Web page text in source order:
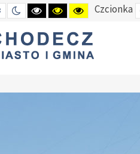
DEFAULT
MODE
TRYB
NOCNY
HIGH
CONTRAST
BLACK
WHITE
MODE
HIGH
CONTRAST
BLACK
YELLOW
MODE
HIGH
CONTRAST
YELLOW
BLACK
MODE
Czcionka